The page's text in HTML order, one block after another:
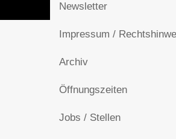
Newsletter
Impressum /
Archiv
Öffnungszeiten
Jobs / Stellen